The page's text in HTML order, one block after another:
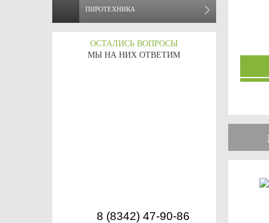
ПИРОТЕХНИКА
ОСТАЛИСЬ ВОПРОСЫ
МЫ НА НИХ ОТВЕТИМ
8 (8342) 47-90-86